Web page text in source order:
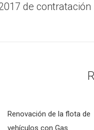
de contratación
Renovación de la flota de
vehículos con Gas